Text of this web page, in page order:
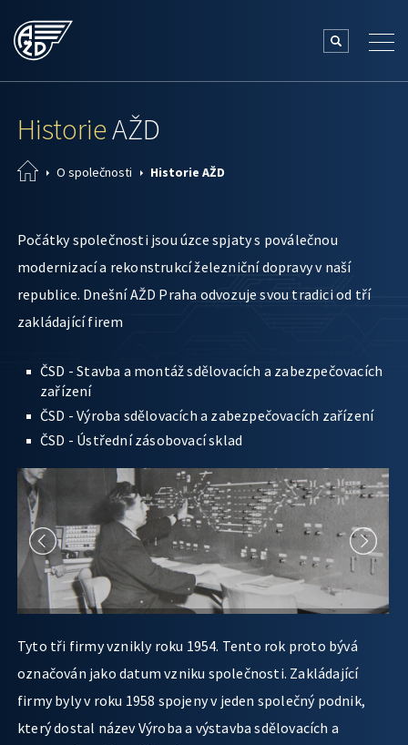
HistorieAŽD
O společnosti Historie AŽD
Počátky společnosti jsou úzce spjaty s poválečnou
modernizací a rekonstrukcí železniční dopravy v naší
republice. Dnešní AŽD Praha odvozuje svou tradici od tří
zakládající firem
ČSD - Stavba a montáž sdělovacích a zabezpečovacích
zařízení
ČSD - Výroba sdělovacích a zabezpečovacích zařízení
ČSD - Ústřední zásobovací sklad
Tyto tři firmy vznikly roku 1954. Tento rok proto bývá
označován jako datum vzniku společnosti. Zakládající
firmy byly v roku 1958 spojeny v jeden společný podnik,
který dostal název Výroba a výstavba sdělovacích a